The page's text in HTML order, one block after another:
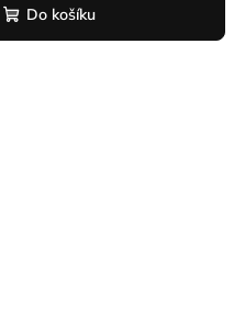
Do košíku